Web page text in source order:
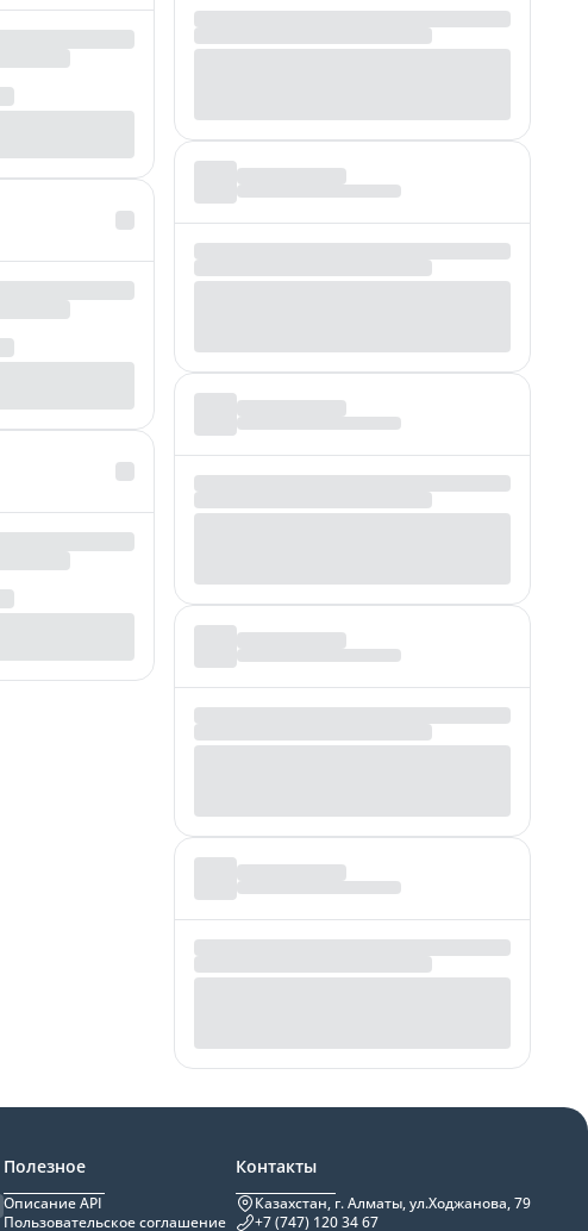
Полезное
Описание API
Пользовательское соглашение
Контакты
Казахстан, г. Алматы, ул.Ходжанова, 79
+7 (747) 120 34 67